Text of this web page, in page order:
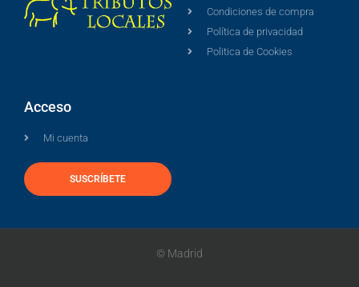
Condiciones de compra
Política de privacidad
Politica de Cookies
Acceso
Mi cuenta
SUSCRÍBETE
© Madrid